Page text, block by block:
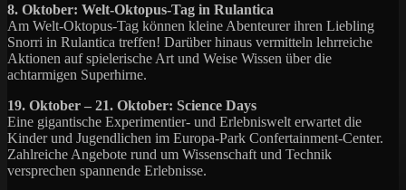
8. Oktober: Welt-Oktopus-Tag in Rulantica
Am Welt-Oktopus-Tag können kleine Abenteurer ihren Liebling
Snorri in Rulantica treffen! Darüber hinaus vermitteln lehrreiche
Aktionen auf spielerische Art und Weise Wissen über die
achtarmigen Superhirne.
19. Oktober – 21. Oktober: Science Days
Eine gigantische Experimentier- und Erlebniswelt erwartet die
Kinder und Jugendlichen im Europa-Park Confertainment-Center.
Zahlreiche Angebote rund um Wissenschaft und Technik
versprechen spannende Erlebnisse.